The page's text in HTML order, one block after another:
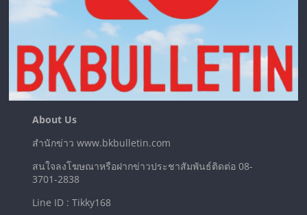
About Us
สำนักข่าว www.bkbulletin.com
สนใจลงโฆษณาหรือฝากข่าวประชาสัมพันธ์ติดต่อ 08-
3701-2838
Line ID : Tikky168